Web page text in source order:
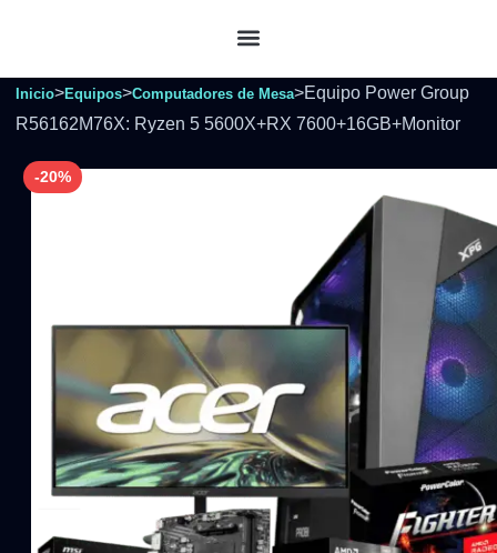
Inicio>Equipos>Computadores de Mesa>Equipo Power Group
R56162M76X: Ryzen 5 5600X+RX 7600+16GB+Monitor
-20%